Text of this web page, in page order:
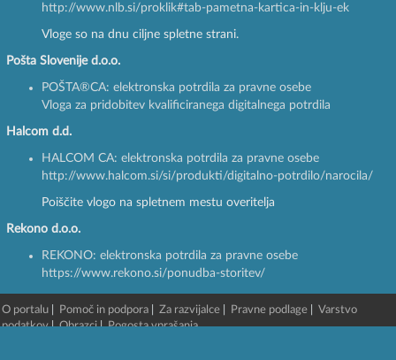
http://www.nlb.si/proklik#tab-pametna-kartica-in-klju-ek
Vloge so na dnu ciljne spletne strani.
Pošta Slovenije d.o.o.
POŠTA®CA: elektronska potrdila za pravne osebe
Vloga za pridobitev kvalificiranega digitalnega potrdila
Halcom d.d.
HALCOM CA: elektronska potrdila za pravne osebe
http://www.halcom.si/si/produkti/digitalno-potrdilo/narocila/
Poiščite vlogo na spletnem mestu overitelja
Rekono d.o.o.
REKONO: elektronska potrdila za pravne osebe
https://www.rekono.si/ponudba-storitev/
O portalu Pomoč in podpora Za razvijalce Pravne podlage
Varstvo
podatkov|Obrazci|Pogosta vprašanja